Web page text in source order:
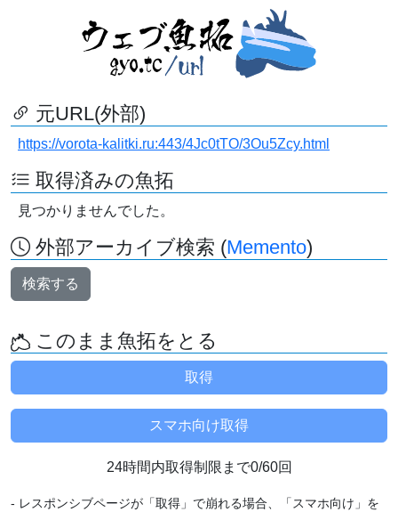
元URL(外部)
https://vorota-kalitki.ru:443/4Jc0tTO/3Ou5Zcy.html
取得済みの魚拓
見つかりませんでした。
外部アーカイブ検索 (Memento)
検索する
このまま魚拓をとる
24時間内取得制限まで0/60回
- レスポンシブページが「取得」で崩れる場合、「スマホ向け」を